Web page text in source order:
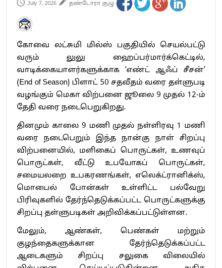
July 7, 2026 தண்டோரா குழு
கோவை லட்சுமி மில்ஸ் பகுதியில் செயல்பட்டு
வரும் லுலு ஹைப்பர்மார்க்கெட்டில்,
வாடிக்கையாளர்களுக்காக ‘எண்ட் ஆஃப் சீசன்’
(End of Season) பிளாட் 50 சதவீதம் வரை தள்ளுபடி
வழங்கும் மெகா விற்பனை ஜூலை 9 முதல் 12-ம்
தேதி வரை நடைபெறுகிறது.
தினமும் காலை 9 மணி முதல் நள்ளிரவு 1 மணி
வரை நடைபெறும் இந்த நான்கு நாள் சிறப்பு
விற்பனையில், மளிகைப் பொருட்கள், உணவுப்
பொருட்கள், வீட்டு உபயோகப் பொருட்கள்,
சமையலறை உபகரணங்கள், எலெக்ட்ரானிக்ஸ்,
மொபைல் போன்கள் உள்ளிட்ட பல்வேறு
பிரிவுகளில் தேர்ந்தெடுக்கப்பட்ட பொருட்களுக்கு
சிறப்பு தள்ளுபடிகள் அறிவிக்கப்பட்டுள்ளன.
மேலும், ஆண்கள், பெண்கள் மற்றும்
குழந்தைகளுக்கான தேர்ந்தெடுக்கப்பட்ட
ஆடைகளும் சிறப்பு சலுகை விலையில்